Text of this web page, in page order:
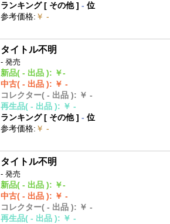
ランキング [ その他]- 位
参考価格: ￥ -
タイトル不明
- 発売
新品( - 出品 ): ￥-
中古( - 出品 ): ￥ -
コレクター( - 出品 ): ￥ -
再生品( - 出品 ): ￥ -
ランキング [ その他]- 位
参考価格: ￥ -
タイトル不明
- 発売
新品( - 出品 ): ￥-
中古( - 出品 ): ￥ -
コレクター( - 出品 ): ￥ -
再生品( - 出品 ): ￥ -